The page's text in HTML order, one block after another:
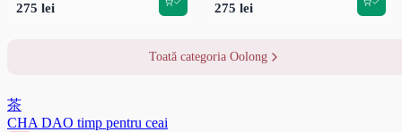
275 lei 275 lei
Toată categoria Oolong
茶
CHA DAO timp pentru ceai